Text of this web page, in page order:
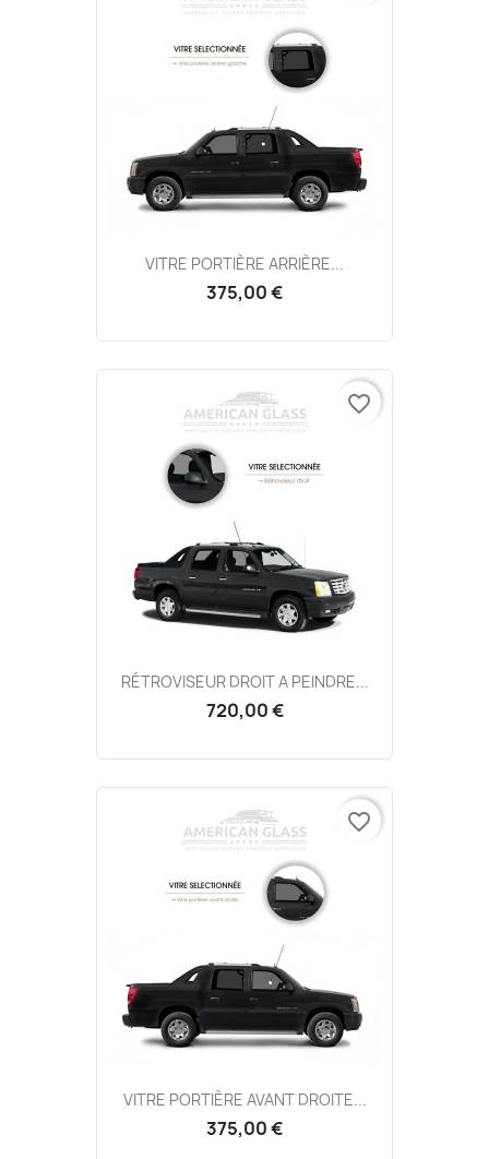
VITRE PORTIÈRE ARRIÈRE...
375,00 €
RÉTROVISEUR DROIT A PEINDRE...
720,00 €
favorite_border
VITRE PORTIÈRE AVANT DROITE...
375,00 €
favorite_border